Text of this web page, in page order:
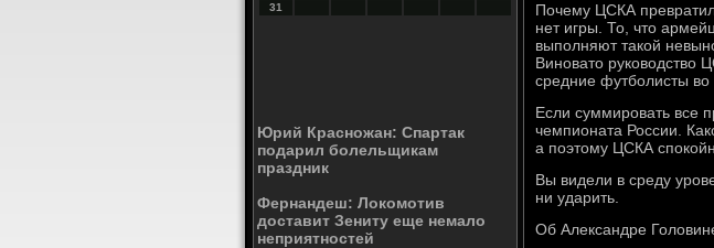
31
Юрий Красножан: Спартак
подарил болельщикам
праздник
Фернандеш: Локомотив
доставит Зениту еще немало
неприятностей
Почему ЦСКА
нет игры. То, что
выполняют такой
Виновато руководство
средние футболисты во
Если суммировать все
чемпионата России.
а поэтому ЦСКА
Вы видели в среду
ни ударить.
Об Александре